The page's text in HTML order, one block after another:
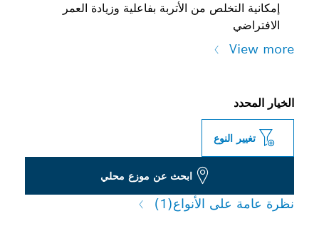
إمكانية التخلص من الأتربة بفاعلية وزيادة العمر
الافتراضي
View more
الخيار المحدد
تغيير النوع
ابحث عن موزع محلي
نظرة عامة على الأنواع(1)